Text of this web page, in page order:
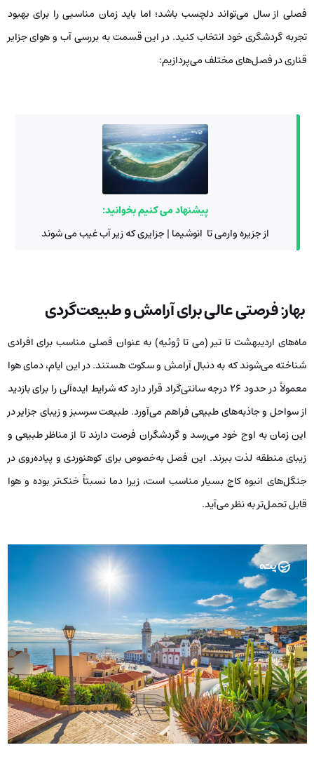
فصلی از سال می‌تواند دلچسب باشد؛ اما باید زمان مناسبی را برای بهبود
تجربه گردشگری خود انتخاب کنید. در این قسمت به بررسی آب و هوای جزایر
قناری در فصل‌های مختلف می‌پردازیم:
پیشنهاد می کنیم بخوانید:
از جزیره وارمی تا انوشیما | جزایری که زیر آب غیب می شوند
بهار: فرصتی عالی برای آرامش و طبیعت‌گردی
ماه‌های اردیبهشت تا تیر (می تا ژوئیه) به عنوان فصلی مناسب برای افرادی
شناخته می‌شوند که به دنبال آرامش و سکوت هستند. در این ایام، دمای هوا
معمولاً در حدود ۲۶ درجه سانتی‌گراد قرار دارد که شرایط ایده‌آلی را برای بازدید
از سواحل و جاذبه‌های طبیعی فراهم می‌آورد. طبیعت سرسبز و زیبای جزایر در
این زمان به اوج خود می‌رسد و گردشگران فرصت دارند تا از مناظر طبیعی و
زیبای منطقه لذت ببرند. این فصل به‌خصوص برای کوهنوردی و پیاده‌روی در
جنگل‌های انبوه کاج بسیار مناسب است، زیرا دما نسبتاً خنک‌تر بوده و هوا
قابل تحمل‌تر به نظر می‌آید.